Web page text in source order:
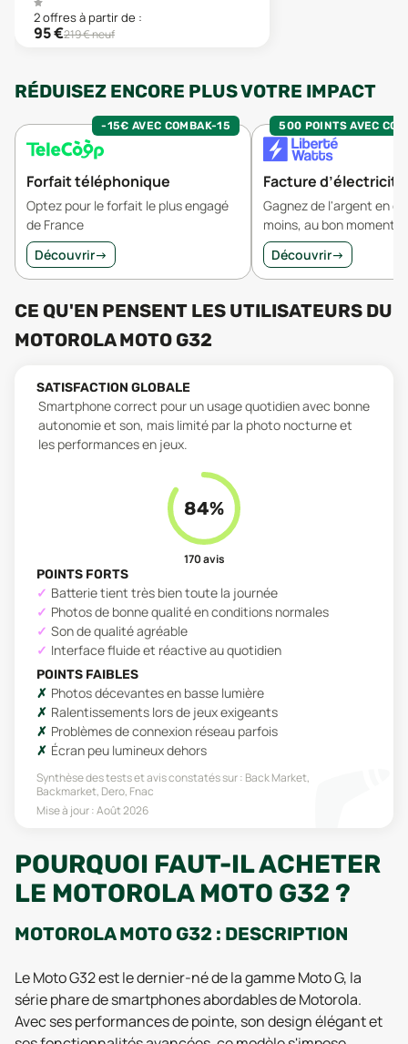
2offresà partir de :
95€219€ neuf
RÉDUISEZ ENCORE PLUS VOTRE IMPACT
-15€ AVEC COMBAK-15
Forfait téléphonique
Optez pour le forfait le plus engagé
de France
Découvrir→
500 POINTS AVEC
Facture d’électricité
Gagnez de l'argent en
moins, au bon moment.
Découvrir→
CE QU'EN PENSENT LES UTILISATEURS DU
MOTOROLA MOTO G32
SATISFACTION GLOBALE
Smartphone correct pour un usage quotidien avec bonne
autonomie et son, mais limité par la photo nocturne et
les performances en jeux.
84%
170avis
POINTS FORTS
Batterie tient très bien toute la journée
Photos de bonne qualité en conditions normales
Son de qualité agréable
Interface fluide et réactive au quotidien
POINTS FAIBLES
Photos décevantes en basse lumière
Ralentissements lors de jeux exigeants
Problèmes de connexion réseau parfois
Écran peu lumineux dehors
Synthèse des tests et avis constatés sur : Back Market,
Backmarket, Dero, Fnac
Mise à jour :Août 2026
POURQUOI FAUT-IL ACHETER
LE MOTOROLA MOTO G32 ?
MOTOROLA MOTO G32 : DESCRIPTION
Le Moto G32 est le dernier-né de la gamme Moto G, la
série phare de smartphones abordables de Motorola.
Avec ses performances de pointe, son design élégant et